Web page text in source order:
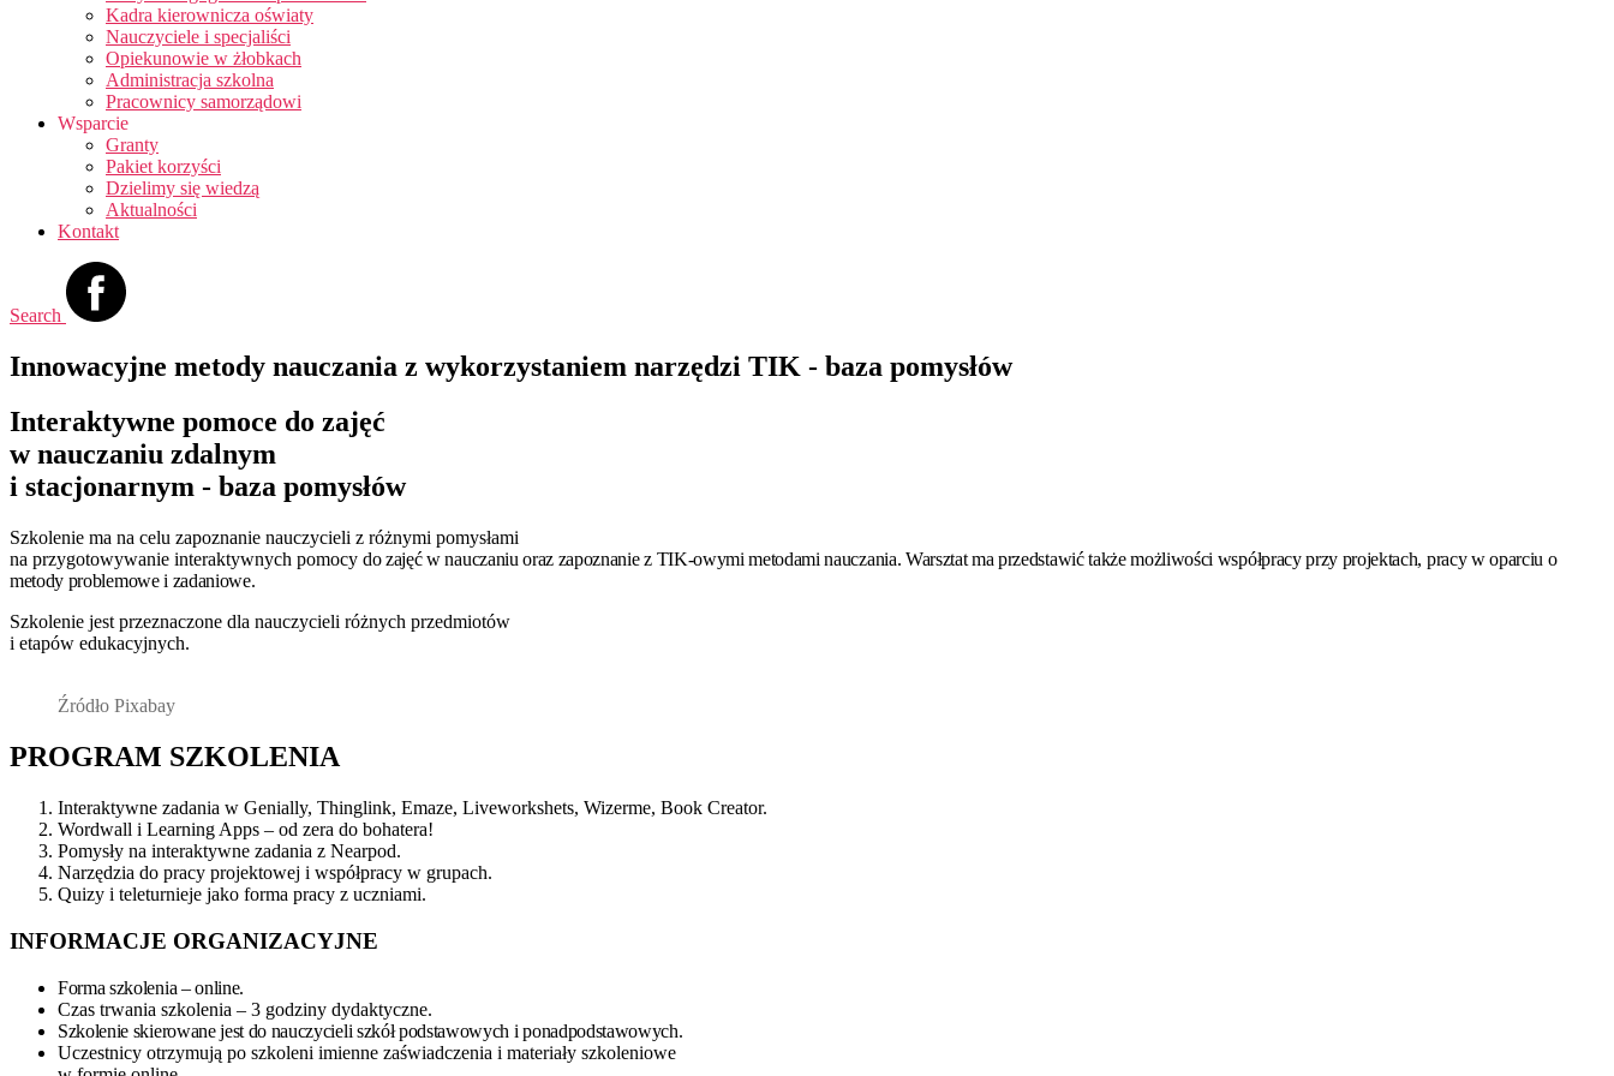
Kadra kierownicza oświaty
Nauczyciele i specjaliści
Opiekunowie w żłobkach
Administracja szkolna
Pracownicy samorządowi
Wsparcie
Granty
Pakiet korzyści
Dzielimy się wiedzą
Aktualności
Kontakt
Search
Innowacyjne metody nauczania z wykorzystaniem narzędzi TIK - baza pomysłów
Interaktywne pomoce do zajęć
w nauczaniu zdalnym
i stacjonarnym - baza pomysłów
Szkolenie ma na celu zapoznanie nauczycieli z różnymi pomysłami
na przygotowywanie interaktywnych pomocy do zajęć w nauczaniu oraz zapoznanie z TIK-owymi metodami nauczania. Warsztat ma przedstawić takżemożliwości współpracy przy projektach, pracy w oparciu o
metody problemowe i zadaniowe.
Szkolenie jest przeznaczone dla nauczycieli różnych przedmiotów
i etapów edukacyjnych.
Źródło Pixabay
PROGRAM SZKOLENIA
Interaktywne zadania w Genially, Thinglink, Emaze, Liveworkshets, Wizerme, Book Creator.
Wordwall i Learning Apps – od zera do bohatera!
Pomysły na interaktywne zadania z Nearpod.
Narzędzia do pracy projektowej i współpracy w grupach.
Quizy i teleturnieje jako forma pracy z uczniami.
INFORMACJE ORGANIZACYJNE
Forma szkolenia – online.
Czas trwania szkolenia – 3 godziny dydaktyczne.
Szkolenie skierowane jest do nauczycieli szkół podstawowych i ponadpodstawowych.
Uczestnicy otrzymują po szkoleni imienne zaświadczenia i materiały szkoleniowe